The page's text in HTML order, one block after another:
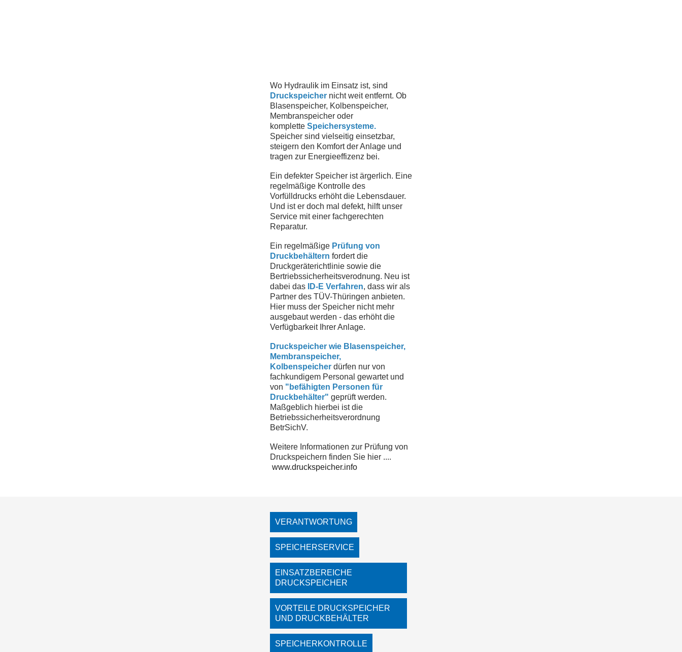
UNTERNEHMEN
TEAM
GESCHICHTE
JOBS
NEWS
LOGIN
ONLINE SHOP
CTRLXSHOP
KONTAKT
IMPRESSUM
DATENSCHUTZ
Wo Hydraulik im Einsatz ist, sind
Druckspeicher nicht weit entfernt. Ob
Blasenspeicher, Kolbenspeicher,
Membranspeicher oder
komplette Speichersysteme.
Speicher sind vielseitig einsetzbar,
steigern den Komfort der Anlage und
tragen zur Energieeffizenz bei.
Ein defekter Speicher ist ärgerlich. Eine
regelmäßige Kontrolle des
Vorfülldrucks erhöht die Lebensdauer.
Und ist er doch mal defekt, hilft unser
Service mit einer fachgerechten
Reparatur.
Ein regelmäßige Prüfung von
Druckbehältern fordert die
Druckgeräterichtlinie sowie die
Bertriebssicherheitsverodnung. Neu ist
dabei das
ID-E Verfahren, dass wir als
Partner des TÜV-Thüringen anbieten.
Hier muss der Speicher nicht mehr
ausgebaut werden - das erhöht die
Verfügbarkeit Ihrer Anlage.
Druckspeicher wie Blasenspeicher,
Membranspeicher,
Kolbenspeicher dürfen nur von
fachkundigem Personal gewartet und
von "befähigten Personen für
Druckbehälter" geprüft werden.
Maßgeblich hierbei ist die
Betriebssicherheitsverordnung
BetrSichV.
Weitere Informationen zur Prüfung von
Druckspeichern finden Sie hier ....
www.druckspeicher.info
VERANTWORTUNG
SPEICHERSERVICE
EINSATZBEREICHE
DRUCKSPEICHER
VORTEILE DRUCKSPEICHER
UND DRUCKBEHÄLTER
SPEICHERKONTROLLE